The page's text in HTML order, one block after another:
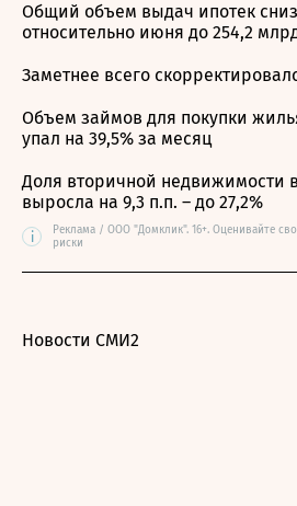
Общий объем выдач ипотек
относительно июня до 254,2
Заметнее всего
Объем займов для покупки
упал на 39,5% за месяц
Доля вторичной недвижимости
выросла на 9,3 п.п. – до 27,2%
i
Реклама / ООО "Домклик". 16+. Оценивайте
риски
Новости СМИ2